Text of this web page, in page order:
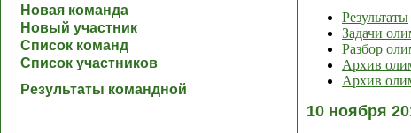
Новая команда
Новый участник
Список команд
Список участников
Результаты командной
Результаты
Задачи
Разбор
Архив
Архив
10 ноября